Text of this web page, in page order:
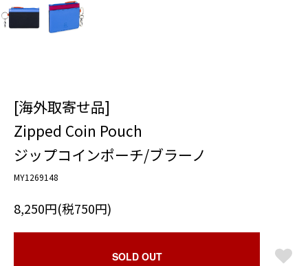
[海外取寄せ品]
Zipped Coin Pouch
ジップコインポーチ/ブラーノ
MY1269148
8,250円(税750円)
SOLD OUT